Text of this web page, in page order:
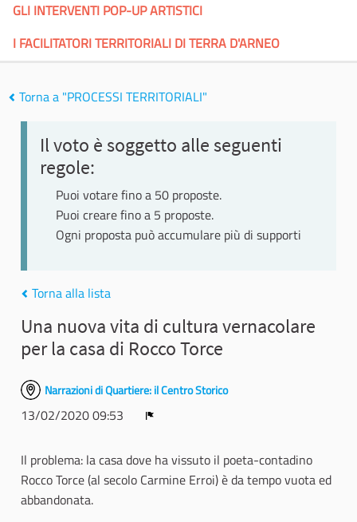
GLI INTERVENTI POP-UP ARTISTICI
I FACILITATORI TERRITORIALI DI TERRA D'ARNEO
Torna a "PROCESSI TERRITORIALI"
Il voto è soggetto alle seguenti
regole:
Puoi votare fino a 50 proposte.
Puoi creare fino a 5 proposte.
Ogni proposta può accumulare più di supporti
Torna alla lista
Una nuova vita di cultura vernacolare
per la casa di Rocco Torce
Narrazioni di Quartiere: il Centro Storico
13/02/2020 09:53
Il problema: la casa dove ha vissuto il poeta-contadino
Rocco Torce (al secolo Carmine Erroi) è da tempo vuota ed
abbandonata.